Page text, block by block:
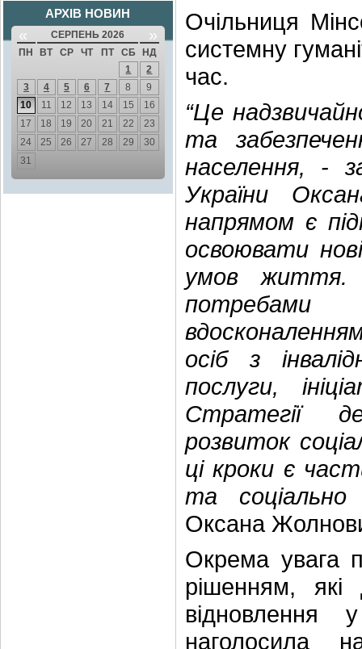
АРХІВ НОВИН
« СЕРПЕНЬ 2026 »
ПН ВТ СР ЧТ ПТ СБ
НД
1
2
3
4 5 6 7 8
9
10
11 12 13 14 15
16
17
18 19 20 21 22
23
24
25 26 27 28 29
30
31
Очільниця
системну
час.
“Це
та
населення, -
України
напрямом є
освоювати
умов життя.
потребами
осіб з
послуги,
Стратегії
розвиток
ці кроки є
та соціально
Оксана
Окрема увага
рішенням, які
відновлення
наголосила